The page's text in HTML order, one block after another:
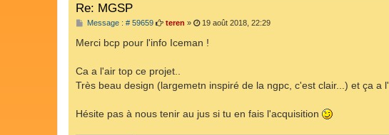
Re: MGSP
Message : # 59659M
s
g
e
teren » 19 août 2018, 22:29
Merci bcp pour l'info Iceman !
Ca a l'air top ce projet..
Très beau design (largemetn inspiré de la ngpc, c'est clair...) et ça a
Hésite pas à nous tenir au jus si tu en fais l'acquisition